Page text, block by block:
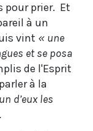
pour prier. Et
à un
vint « une
et se posa
de l'Esprit
à la
d’eux les